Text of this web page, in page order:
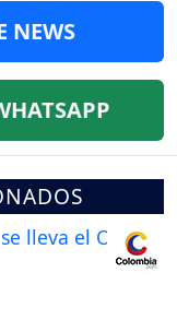
NEWS